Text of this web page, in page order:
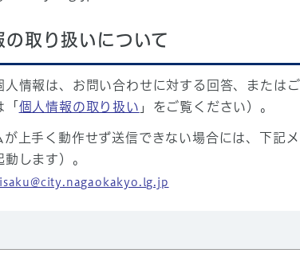
の取り扱いについて
人情報は、お問い合わせに対する回答、または
「 個人情報の取り扱い 」をご覧ください）。
が上手く動作せず送信できない場合には、下記
動します）。